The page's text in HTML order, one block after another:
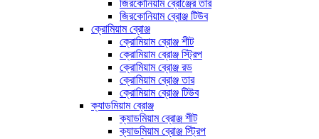
জিরকোনিয়াম ব্রোঞ্জের তার
জিরকোনিয়াম ব্রোঞ্জ টিউব
ক্রোমিয়াম ব্রোঞ্জ
ক্রোমিয়াম ব্রোঞ্জ শীট
ক্রোমিয়াম ব্রোঞ্জ স্ট্রিপ
ক্রোমিয়াম ব্রোঞ্জ রড
ক্রোমিয়াম ব্রোঞ্জ তার
ক্রোমিয়াম ব্রোঞ্জ টিউব
ক্যাডমিয়াম ব্রোঞ্জ
ক্যাডমিয়াম ব্রোঞ্জ শীট
ক্যাডমিয়াম ব্রোঞ্জ স্ট্রিপ